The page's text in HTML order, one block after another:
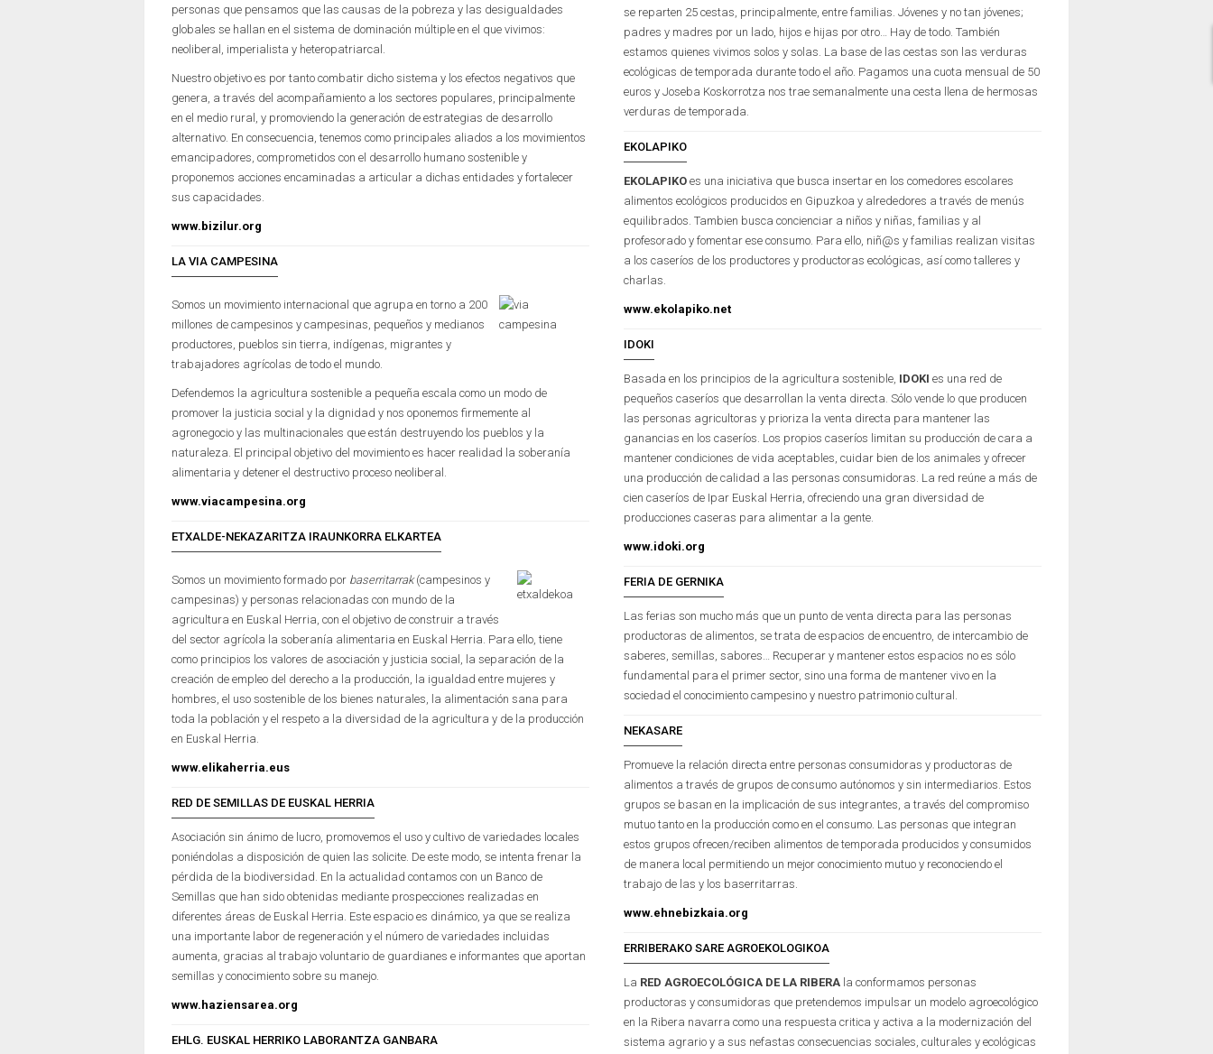
personas que pensamos que las causas de la pobreza y las desigualdades
globales se hallan en el sistema de dominación múltiple en el que vivimos:
neoliberal, imperialista y heteropatriarcal.
Nuestro objetivo es por tanto combatir dicho sistema y los efectos negativos que
genera, a través del acompañamiento a los sectores populares, principalmente
en el medio rural, y promoviendo la generación de estrategias de desarrollo
alternativo. En consecuencia, tenemos como principales aliados a los movimientos
emancipadores, comprometidos con el desarrollo humano sostenible y
proponemos acciones encaminadas a articular a dichas entidades y fortalecer
sus capacidades.
www.bizilur.org
LA VIA CAMPESINA
Somos un movimiento internacional que agrupa en torno a 200
millones de campesinos y campesinas, pequeños y medianos
productores, pueblos sin tierra, indígenas, migrantes y
trabajadores agrícolas de todo el mundo.
Defendemos la agricultura sostenible a pequeña escala como un modo de
promover la justicia social y la dignidad y nos oponemos firmemente al
agronegocio y las multinacionales que están destruyendo los pueblos y la
naturaleza. El principal objetivo del movimiento es hacer realidad la soberanía
alimentaria y detener el destructivo proceso neoliberal.
www.viacampesina.org
ETXALDE-NEKAZARITZA IRAUNKORRA ELKARTEA
Somos un movimiento formado por baserritarrak(campesinos y
campesinas) y personas relacionadas con mundo de la
agricultura en Euskal Herria, con el objetivo de construir a través
del sector agrícola la soberanía alimentaria en Euskal Herria. Para ello, tiene
como principios los valores de asociación y justicia social, la separación de la
creación de empleo del derecho a la producción, la igualdad entre mujeres y
hombres, el uso sostenible de los bienes naturales, la alimentación sana para
toda la población y el respeto a la diversidad de la agricultura y de la producción
en Euskal Herria.
www.elikaherria.eus
RED DE SEMILLAS DE EUSKAL HERRIA
Asociación sin ánimo de lucro, promovemos el uso y cultivo de variedades locales
poniéndolas a disposición de quien las solicite. De este modo, se intenta frenar la
pérdida de la biodiversidad. En la actualidad contamos con un Banco de
Semillas que han sido obtenidas mediante prospecciones realizadas en
diferentes áreas de Euskal Herria. Este espacio es dinámico, ya que se realiza
una importante labor de regeneración y el número de variedades incluidas
aumenta, gracias al trabajo voluntario de guardianes e informantes que aportan
semillas y conocimiento sobre su manejo.
www.haziensarea.org
EHLG. EUSKAL HERRIKO LABORANTZA GANBARA
se reparten 25 cestas, principalmente, entre familias. Jóvenes y no tan jóvenes;
padres y madres por un lado, hijos e hijas por otro… Hay de todo. También
estamos quienes vivimos solos y solas. La base de las cestas son las verduras
ecológicas de temporada durante todo el año. Pagamos una cuota mensual de 50
euros y Joseba Koskorrotza nos trae semanalmente una cesta llena de hermosas
verduras de temporada.
EKOLAPIKO
EKOLAPIKOes una iniciativa que busca insertar en los comedores escolares
alimentos ecológicos producidos en Gipuzkoa y alrededores a través de menús
equilibrados. Tambien busca concienciar a niños y niñas, familias y al
profesorado y fomentar ese consumo. Para ello, niñ@s y familias realizan visitas
a los caseríos de los productores y productoras ecológicas, así como talleres y
charlas.
www.ekolapiko.net
IDOKI
Basada en los principios de la agricultura sostenible, IDOKIes una red de
pequeños caseríos que desarrollan la venta directa. Sólo vende lo que producen
las personas agricultoras y prioriza la venta directa para mantener las
ganancias en los caseríos. Los propios caseríos limitan su producción de cara a
mantener condiciones de vida aceptables, cuidar bien de los animales y ofrecer
una producción de calidad a las personas consumidoras. La red reúne a más de
cien caseríos de Ipar Euskal Herria, ofreciendo una gran diversidad de
producciones caseras para alimentar a la gente.
www.idoki.org
FERIA DE GERNIKA
Las ferias son mucho más que un punto de venta directa para las personas
productoras de alimentos, se trata de espacios de encuentro, de intercambio de
saberes, semillas, sabores… Recuperar y mantener estos espacios no es sólo
fundamental para el primer sector, sino una forma de mantener vivo en la
sociedad el conocimiento campesino y nuestro patrimonio cultural.
NEKASARE
Promueve la relación directa entre personas consumidoras y productoras de
alimentos a través de grupos de consumo autónomos y sin intermediarios. Estos
grupos se basan en la implicación de sus integrantes, a través del compromiso
mutuo tanto en la producción como en el consumo. Las personas que integran
estos grupos ofrecen/reciben alimentos de temporada producidos y consumidos
de manera local permitiendo un mejor conocimiento mutuo y reconociendo el
trabajo de las y los baserritarras.
www.ehnebizkaia.org
ERRIBERAKO SARE AGROEKOLOGIKOA
La RED AGROECOLÓGICA DE LA RIBERA la conformamos personas
productoras y consumidoras que pretendemos impulsar un modelo agroecológico
en la Ribera navarra como una respuesta critica y activa a la modernización del
sistema agrario y a sus nefastas consecuencias sociales, culturales y ecológicas